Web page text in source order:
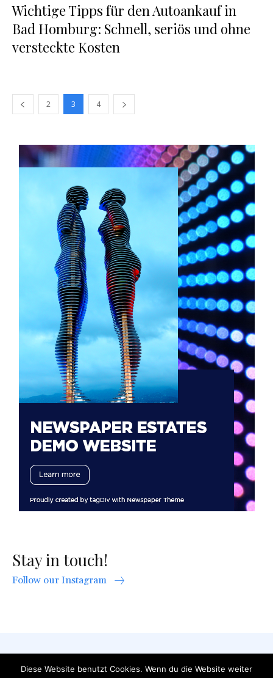
Wichtige Tipps für den Autoankauf in
Bad Homburg: Schnell, seriös und ohne
versteckte Kosten
2 3 4
Stay in touch!
Follow our Instagram
AGB Datenschutzerklärung
FAQ
Diese Website benutzt Cookies. Wenn du die Website weiter